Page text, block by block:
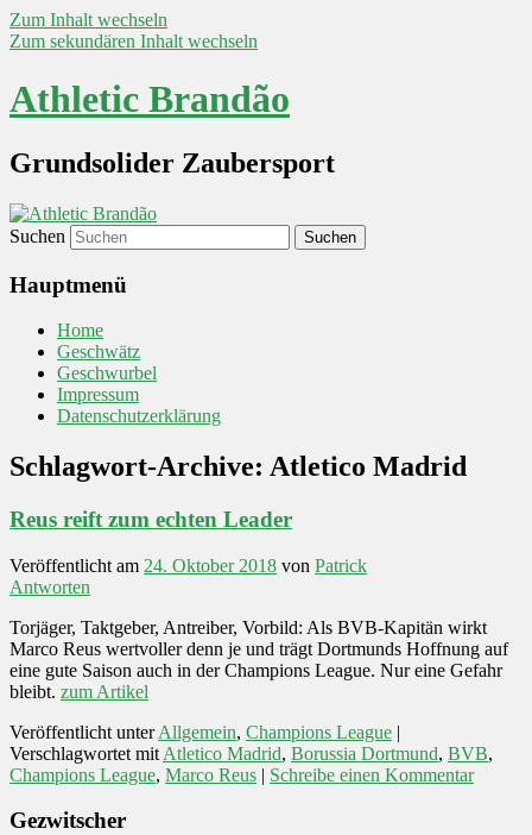
Zum Inhalt wechseln
Zum sekundären Inhalt wechseln
Athletic Brandão
Grundsolider Zaubersport
Suchen
Hauptmenü
Home
Geschwätz
Geschwurbel
Impressum
Datenschutzerklärung
Schlagwort-Archive: Atletico Madrid
Reus reift zum echten Leader
Veröffentlicht am 24. Oktober 2018 von Patrick
Antworten
Torjäger, Taktgeber, Antreiber, Vorbild: Als BVB-Kapitän wirkt
Marco Reus wertvoller denn je und trägt Dortmunds Hoffnung auf
eine gute Saison auch in der Champions League. Nur eine Gefahr
bleibt. zum Artikel
Veröffentlicht unter Allgemein, Champions League |
Verschlagwortet mit Atletico Madrid, Borussia Dortmund, BVB,
Champions League, Marco Reus | Schreibe einen Kommentar
Gezwitscher